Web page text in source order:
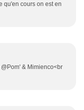
qu'en cours on est en
& Mimienco<br